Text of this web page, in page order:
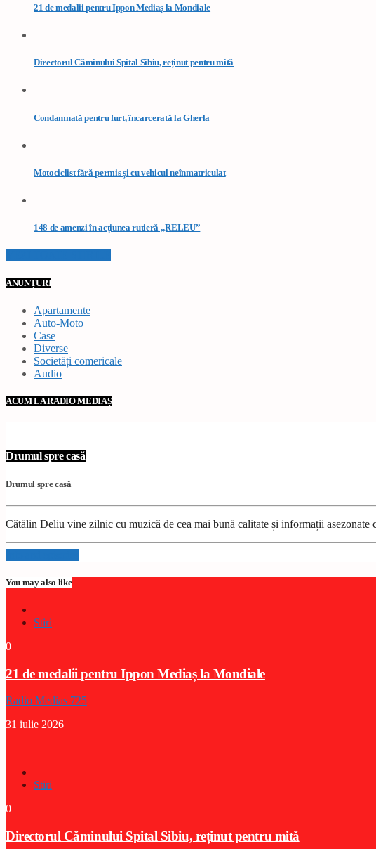
21 de medalii pentru Ippon Mediaș la Mondiale
Directorul Căminului Spital Sibiu, reținut pentru mită
Condamnată pentru furt, încarcerată la Gherla
Motociclist fără permis și cu vehicul neînmatriculat
148 de amenzi în acțiunea rutieră „RELEU”
ANUNȚURI
Apartamente
Auto-Moto
Case
Diverse
Societăți comericale
Audio
ACUM LA RADIO MEDIAȘ
Drumul spre casă
Drumul spre casă
Cătălin Deliu vine zilnic cu muzică de cea mai bună calitate și informații
Info and episodes
You may also like
Stiri
0
21 de medalii pentru Ippon Mediaș la Mondiale
Radio Medias 725
31 iulie 2026
Stiri
0
Directorul Căminului Spital Sibiu, reținut pentru mită